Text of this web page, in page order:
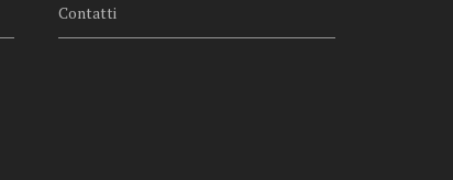
Contatti